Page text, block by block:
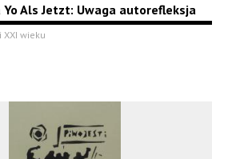
Yo Als Jetzt: Uwaga autorefleksja
XXI wieku